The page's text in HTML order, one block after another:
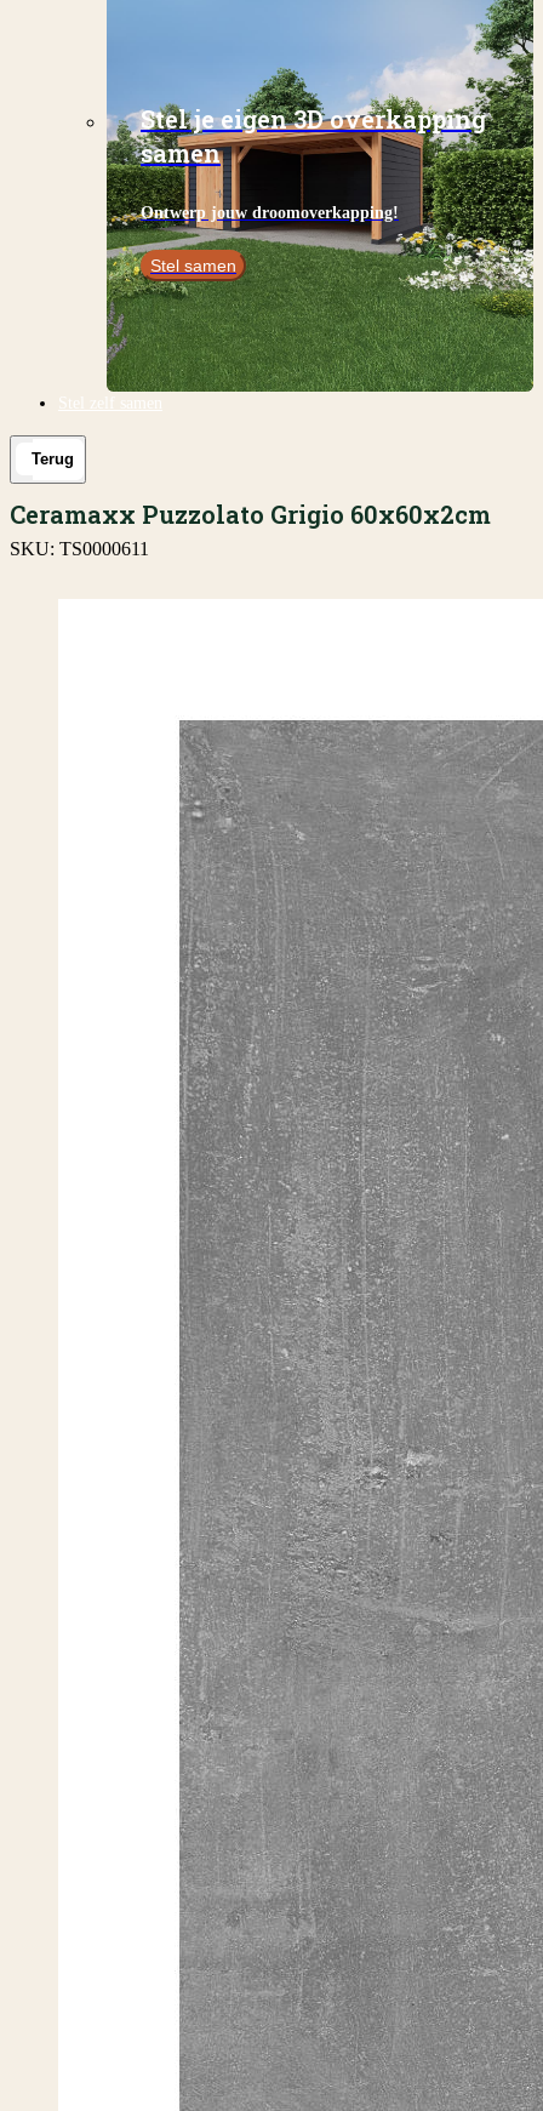
Stel je eigen 3D overkapping
samen
Ontwerp jouw droomoverkapping!
Stel samen
Stel zelf samen
Terug
Ceramaxx Puzzolato Grigio 60x60x2cm
SKU: TS0000611